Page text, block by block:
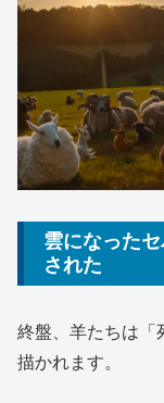
雲になった
された
終盤、羊たちは「
描かれます。